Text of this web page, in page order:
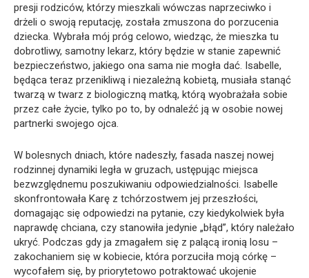
presji rodziców, którzy mieszkali wówczas naprzeciwko i
drżeli o swoją reputację, została zmuszona do porzucenia
dziecka. Wybrała mój próg celowo, wiedząc, że mieszka tu
dobrotliwy, samotny lekarz, który będzie w stanie zapewnić
bezpieczeństwo, jakiego ona sama nie mogła dać. Isabelle,
będąca teraz przenikliwą i niezależną kobietą, musiała stanąć
twarzą w twarz z biologiczną matką, którą wyobrażała sobie
przez całe życie, tylko po to, by odnaleźć ją w osobie nowej
partnerki swojego ojca.
W bolesnych dniach, które nadeszły, fasada naszej nowej
rodzinnej dynamiki legła w gruzach, ustępując miejsca
bezwzględnemu poszukiwaniu odpowiedzialności. Isabelle
skonfrontowała Karę z tchórzostwem jej przeszłości,
domagając się odpowiedzi na pytanie, czy kiedykolwiek była
naprawdę chciana, czy stanowiła jedynie „błąd”, który należało
ukryć. Podczas gdy ja zmagałem się z palącą ironią losu –
zakochaniem się w kobiecie, która porzuciła moją córkę –
wycofałem się, by priorytetowo potraktować ukojenie